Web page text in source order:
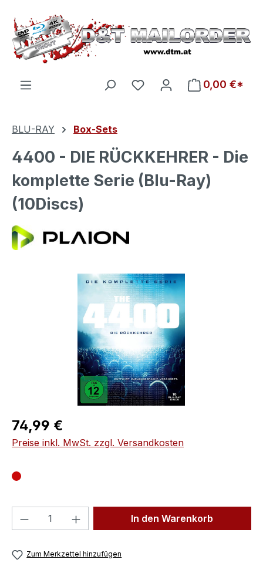
Zum Hauptinhalt springen
Du hast 0 Produkte auf
0,00 €*
BLU-RAY Box-Sets
4400 - DIE RÜCKKEHRER - Die
komplette Serie (Blu-Ray)
(10Discs)
Bildergalerie überspringen
Regulärer Preis:
74,99 €
Preise inkl. MwSt. zzgl. Versandkosten
Produkt Anzahl: Gib denIn den Warenkorb
Zum Merkzettel hinzufügen